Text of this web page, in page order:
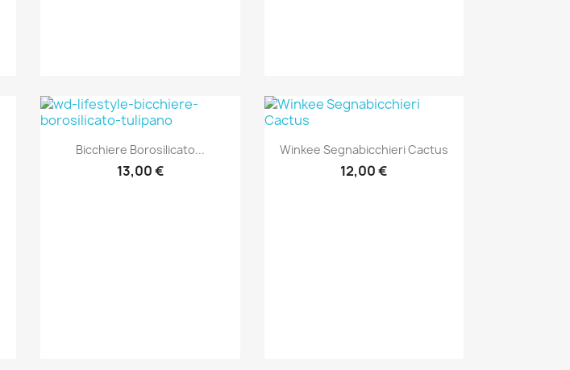
Anteprima
Bicchiere Borosilicato...
13,00 €
Anteprima
Winkee Segnabicchieri Cactus
12,00 €